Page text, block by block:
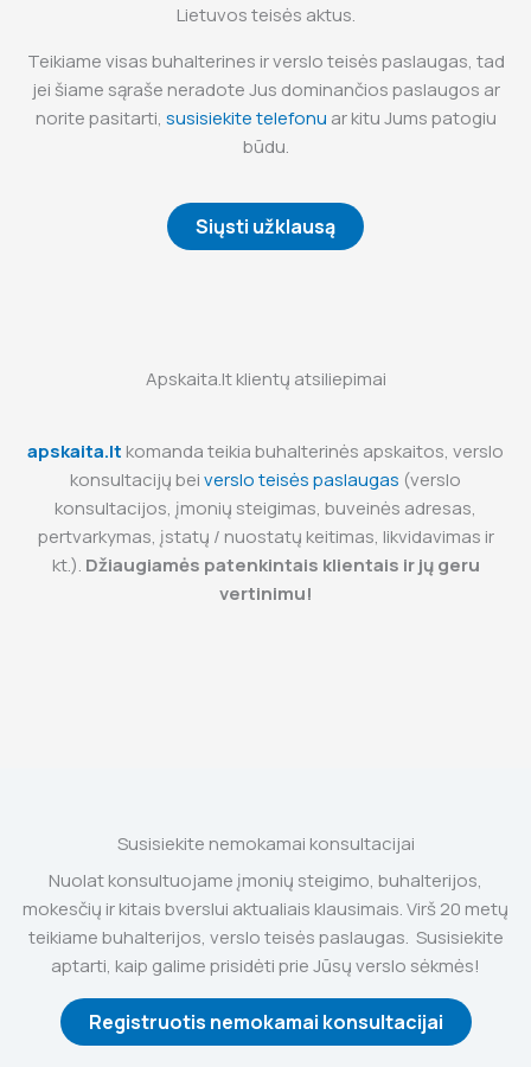
Lietuvos teisės aktus.
Teikiame visas buhalterines ir verslo teisės paslaugas, tad
jei šiame sąraše neradote Jus dominančios paslaugos ar
norite pasitarti, susisiekite telefonu ar kitu Jums patogiu
būdu.
Siųsti užklausą
Apskaita.lt klientų atsiliepimai
apskaita.lt komanda teikia buhalterinės apskaitos, verslo
konsultacijų beiverslo teisės paslaugas (verslo
konsultacijos, įmonių steigimas, buveinės adresas,
pertvarkymas, įstatų / nuostatų keitimas, likvidavimas ir
kt.). Džiaugiamės patenkintais klientais ir jų geru
vertinimu!
Susisiekite nemokamai konsultacijai
Nuolat konsultuojame įmonių steigimo, buhalterijos,
mokesčių ir kitais bverslui aktualiais klausimais. Virš 20 metų
teikiame buhalterijos, verslo teisės paslaugas. Susisiekite
aptarti, kaip galime prisidėti prie Jūsų verslo sėkmės!
Registruotis nemokamai konsultacijai